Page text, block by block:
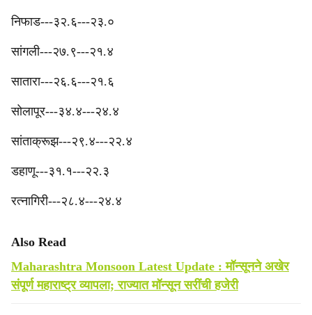
निफाड---३२.६---२३.०
‎सांगली---२७.९---२१.४
सातारा---२६.६---२१.६
‎सोलापूर---३४.४---२४.४
‎सांताक्रूझ---२९.४---२२.४
डहाणू---३१.१---२२.३
रत्नागिरी---२८.४---२४.४
Also Read
Maharashtra Monsoon Latest Update : मॉन्सूनने अखेर
संपूर्ण महाराष्ट्र व्यापला; राज्यात मॉन्सून सरींची हजेरी